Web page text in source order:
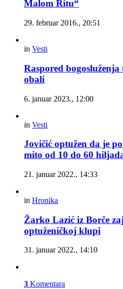
Malom Ritu“
29. februar 2016., 20:51
in Vesti
Raspored
obali
6. januar 2023., 12:00
in Vesti
Jovičić optužen da je
mito od 10 do 60
21. januar 2022., 14:33
in Hronika
Žarko Lazić iz Borče
optuženičkoj klupi
31. januar 2022., 14:10
3 Komentara